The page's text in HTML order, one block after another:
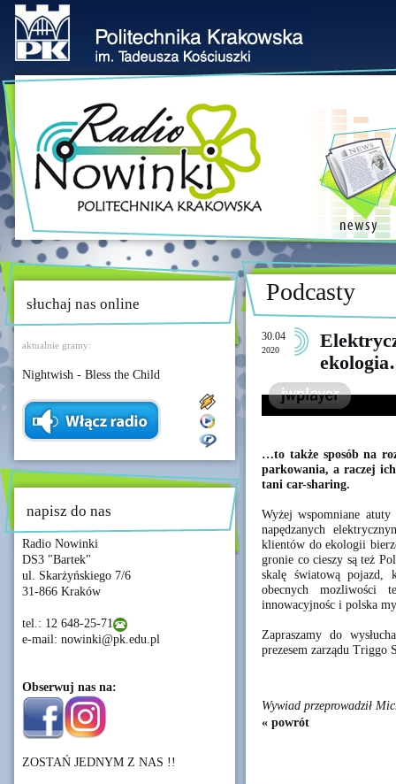
słuchaj nas online
aktualnie gramy:
Nightwish - Bless the Child
napisz do nas
Radio Nowinki
DS3 "Bartek"
ul. Skarżyńskiego 7/6
31-866 Kraków
tel.: 12 648-25-71
e-mail: nowinki@pk.edu.pl
Obserwuj nas na:
ZOSTAŃ JEDNYM Z NAS !!
Podcasty
30.04
2020
…to także sposób na
parkowania, a raczej
tani car-sharing.
Wyżej wspomniane
napędzanych
klientów do ekologii
gronie co cieszy są też
skalę światową pojazd,
obecnych mozliwości
innowacyjnośc i polska
Zapraszamy do
prezesem zarządu Triggo
Wywiad przeprowadził
« powrót